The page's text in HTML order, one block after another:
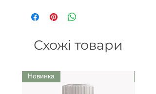
Схожі товари
Новинка